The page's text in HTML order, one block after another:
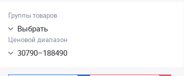
Группы товаров
Выбрать
Ценовой диапазон
30790–188490